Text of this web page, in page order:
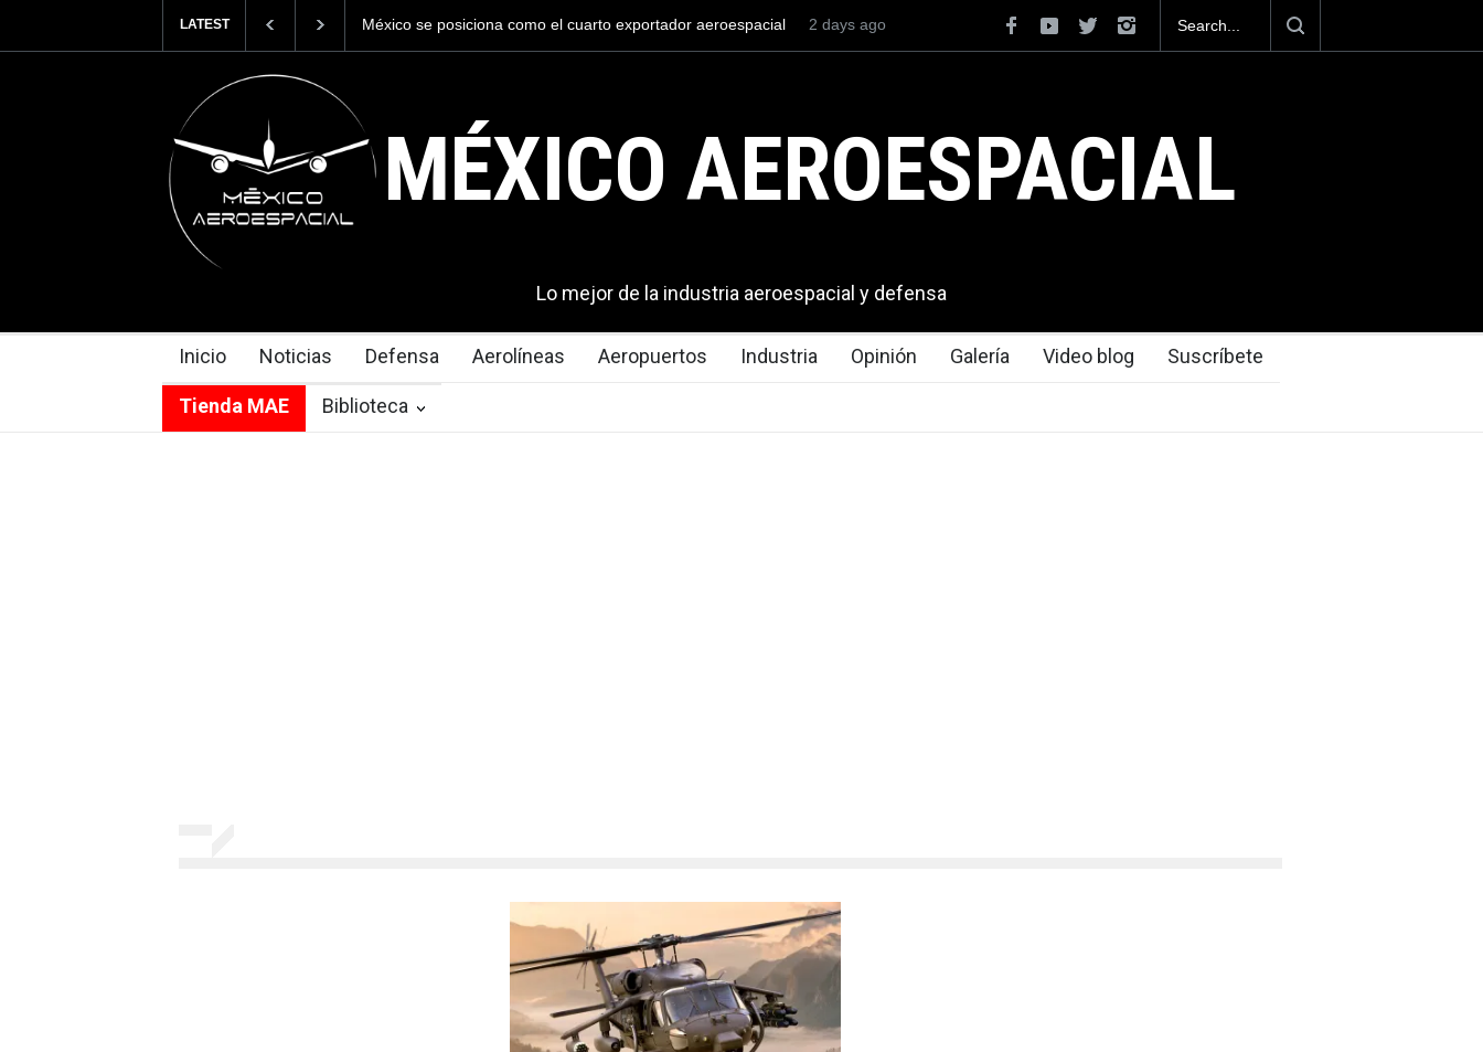
LATEST
México se posiciona como el cuarto exportador aeroespacial
exportaciones en el 2025.
La industria naval mexicana construirá 32 BUQUES para la
La mayor lección tecnológica que dejó el Mundial
en los aeropuertos
2 days ago
MÉXICO AEROESPACIAL
Lo mejor de la industria aeroespacial y defensa
Inicio Noticias Defensa Aerolíneas Aeropuertos Industria Opinión Galería Video blog Suscríbete
Tienda MAE Biblioteca